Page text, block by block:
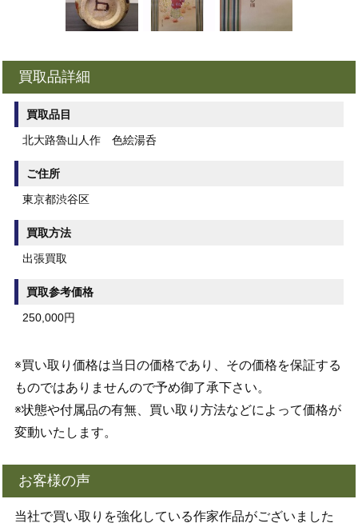
買取品詳細
買取品目
北大路魯山人作 色絵湯呑
ご住所
東京都渋谷区
買取方法
出張買取
買取参考価格
250,000円
※買い取り価格は当日の価格であり、その価格を保証する
ものではありませんので予め御了承下さい。
※状態や付属品の有無、買い取り方法などによって価格が
変動いたします。
お客様の声
当社で買い取りを強化している作家作品がございました